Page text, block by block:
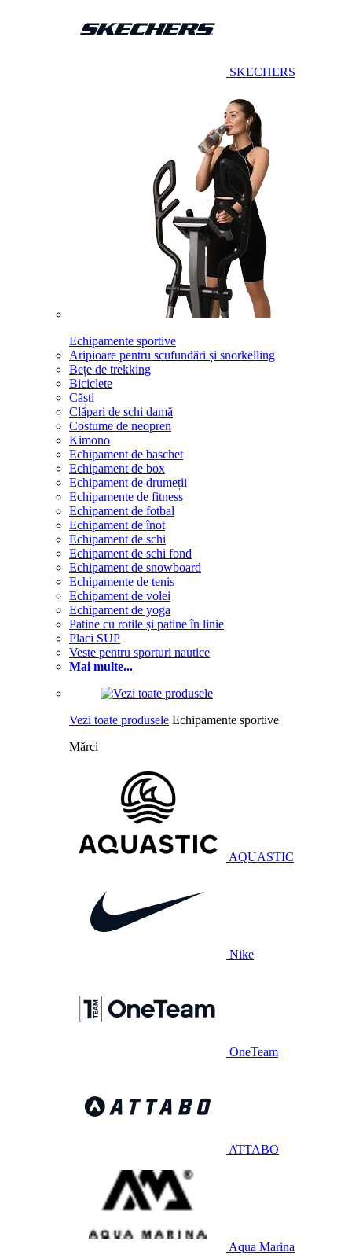
SKECHERS
Echipamente sportive
Aripioare pentru scufundări și snorkelling
Bețe de trekking
Biciclete
Căști
Clăpari de schi damă
Costume de neopren
Kimono
Echipament de baschet
Echipament de box
Echipament de drumeții
Echipamente de fitness
Echipament de fotbal
Echipament de înot
Echipament de schi
Echipament de schi fond
Echipament de snowboard
Echipamente de tenis
Echipament de volei
Echipament de yoga
Patine cu rotile și patine în linie
Placi SUP
Veste pentru sporturi nautice
Mai multe...
Vezi toate produsele Echipamente sportive
Mărci
AQUASTIC
Nike
OneTeam
ATTABO
Aqua Marina